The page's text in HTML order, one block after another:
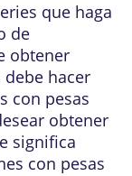
que haga
de
obtener
hacer
con pesas
obtener
significa
con pesas